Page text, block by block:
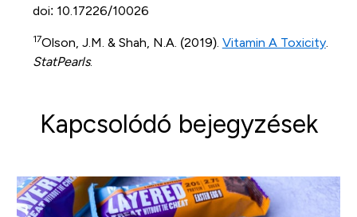
doi: 10.17226/10026
17Olson, J.M. & Shah, N.A. (2019). Vitamin A Toxicity.
StatPearls.
Kapcsolódó bejegyzések